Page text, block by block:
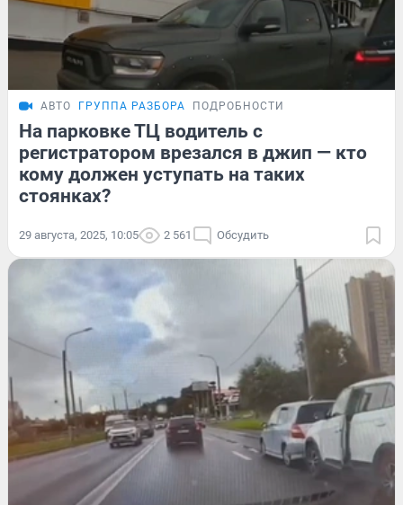
АВТО ГРУППА РАЗБОРА ПОДРОБНОСТИ
На парковке ТЦ водитель с
регистратором врезался в джип — кто
кому должен уступать на таких
стоянках?
29 августа, 2025, 10:05 2 561 Обсудить